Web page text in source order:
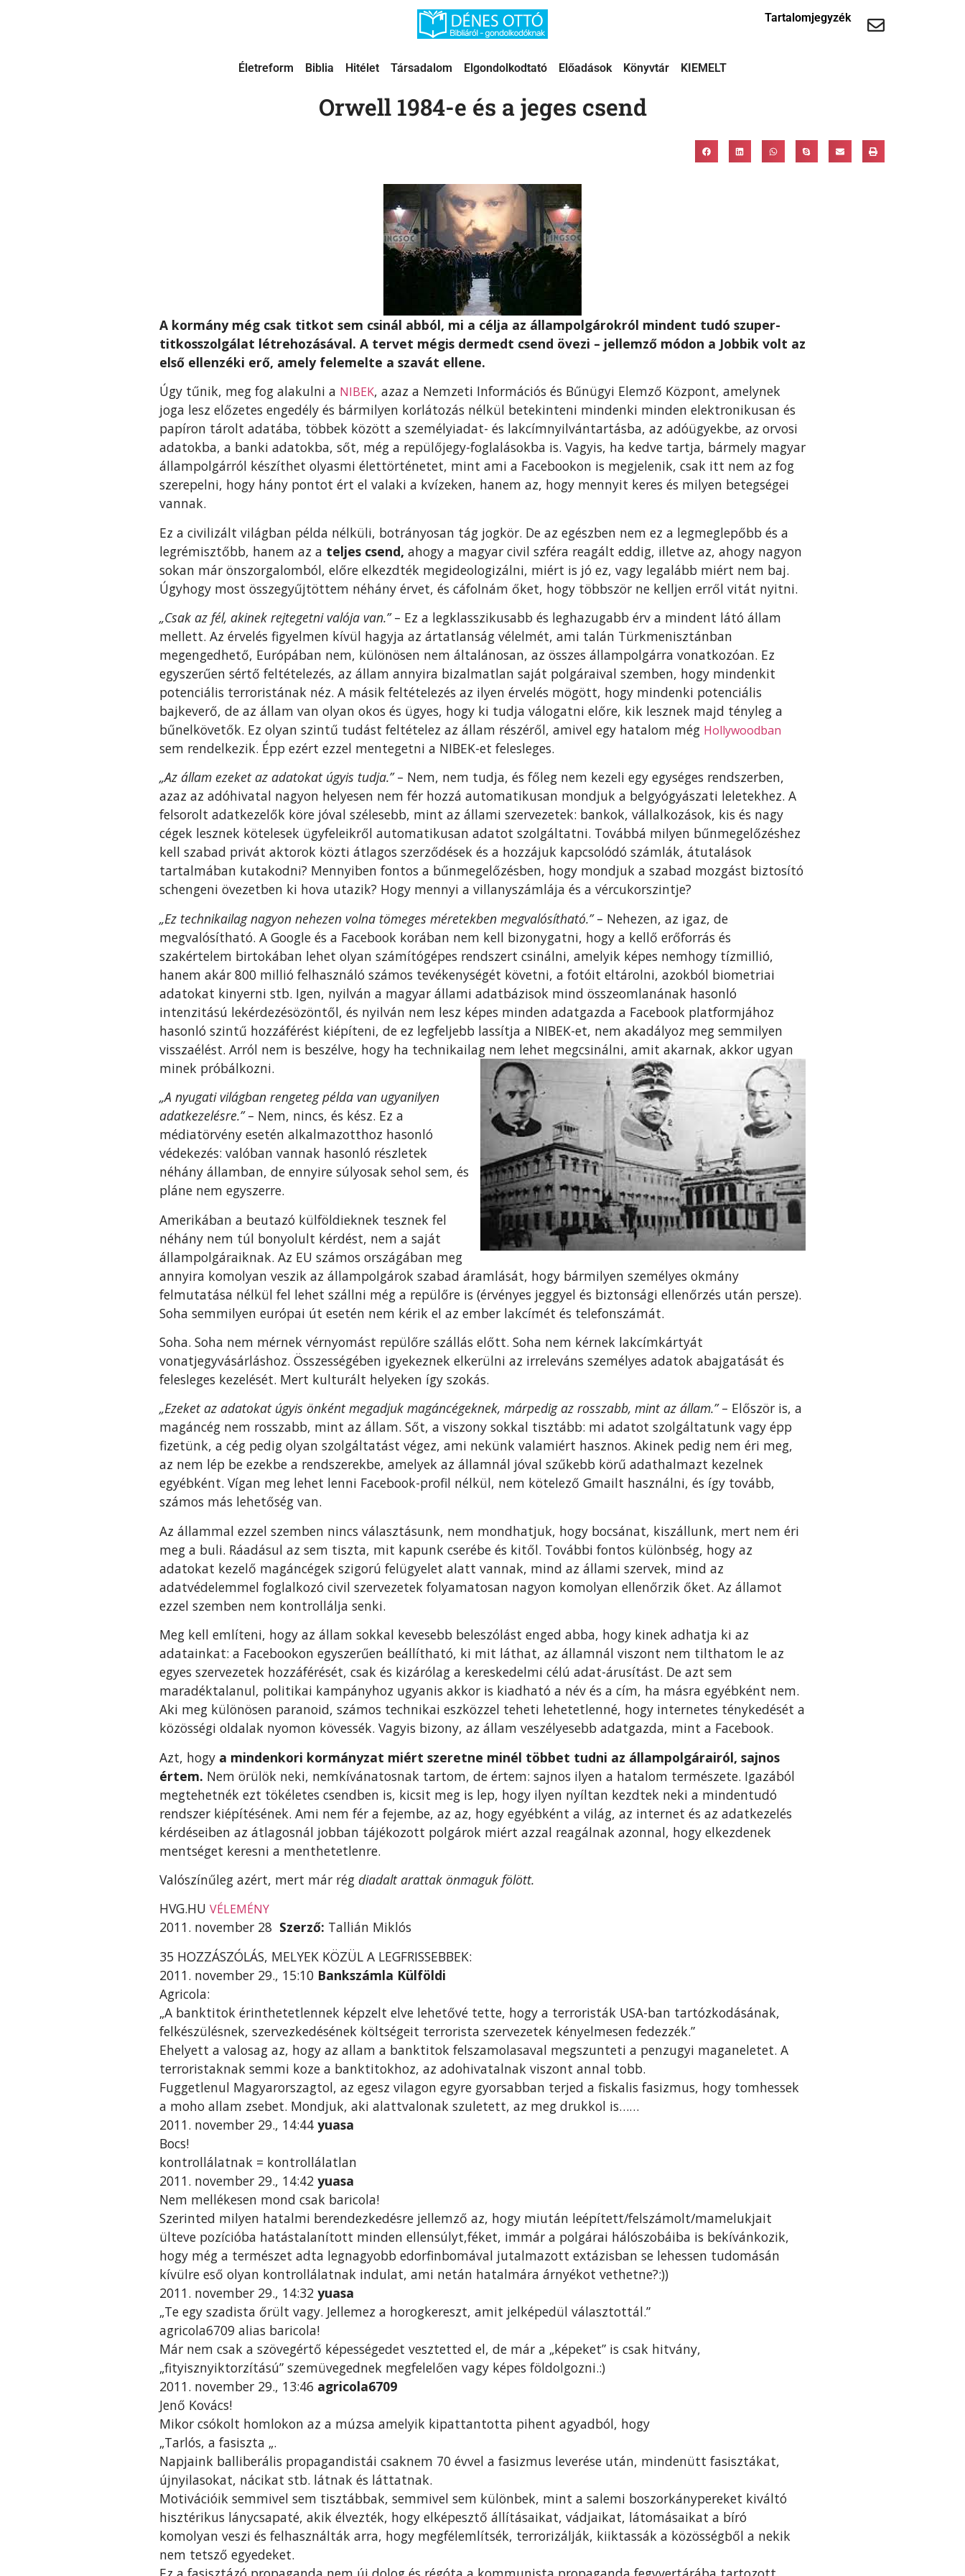
Tartalomjegyzék
Életreform Biblia Hitélet Társadalom Elgondolkodtató Előadások Könyvtár KIEMELT
Orwell 1984-e és a jeges csend
A kormány még csak titkot sem csinál abból, mi a célja az állampolgárokról mindent tudó szuper-
titkosszolgálat létrehozásával. A tervet mégis dermedt csend övezi – jellemző módon a Jobbik volt az
első ellenzéki erő, amely felemelte a szavát ellene.
Úgy tűnik, meg fog alakulni a NIBEK, azaz a Nemzeti Információs és Bűnügyi Elemző Központ, amelynek
joga lesz előzetes engedély és bármilyen korlátozás nélkül betekinteni mindenki minden elektronikusan és
papíron tárolt adatába, többek között a személyiadat- és lakcímnyilvántartásba, az adóügyekbe, az orvosi
adatokba, a banki adatokba, sőt, még a repülőjegy-foglalásokba is. Vagyis, ha kedve tartja, bármely magyar
állampolgárról készíthet olyasmi élettörténetet, mint ami a Facebookon is megjelenik, csak itt nem az fog
szerepelni, hogy hány pontot ért el valaki a kvízeken, hanem az, hogy mennyit keres és milyen betegségei
vannak.
Ez a civilizált világban példa nélküli, botrányosan tág jogkör. De az egészben nem ez a legmeglepőbb és a
legrémisztőbb, hanem az a teljes csend, ahogy a magyar civil szféra reagált eddig, illetve az, ahogy nagyon
sokan már önszorgalomból, előre elkezdték megideologizálni, miért is jó ez, vagy legalább miért nem baj.
Úgyhogy most összegyűjtöttem néhány érvet, és cáfolnám őket, hogy többször ne kelljen erről vitát nyitni.
„Csak az fél, akinek rejtegetni valója van.”– Ez a legklasszikusabb és leghazugabb érv a mindent látó állam
mellett. Az érvelés figyelmen kívül hagyja az ártatlanság vélelmét, ami talán Türkmenisztánban
megengedhető, Európában nem, különösen nem általánosan, az összes állampolgárra vonatkozóan. Ez
egyszerűen sértő feltételezés, az állam annyira bizalmatlan saját polgáraival szemben, hogy mindenkit
potenciális terroristának néz. A másik feltételezés az ilyen érvelés mögött, hogy mindenki potenciális
bajkeverő, de az állam van olyan okos és ügyes, hogy ki tudja válogatni előre, kik lesznek majd tényleg a
bűnelkövetők. Ez olyan szintű tudást feltételez az állam részéről, amivel egy hatalom még Hollywoodban
sem rendelkezik. Épp ezért ezzel mentegetni a NIBEK-et felesleges.
„Az állam ezeket az adatokat úgyis tudja.”– Nem, nem tudja, és főleg nem kezeli egy egységes rendszerben,
azaz az adóhivatal nagyon helyesen nem fér hozzá automatikusan mondjuk a belgyógyászati leletekhez. A
felsorolt adatkezelők köre jóval szélesebb, mint az állami szervezetek: bankok, vállalkozások, kis és nagy
cégek lesznek kötelesek ügyfeleikről automatikusan adatot szolgáltatni. Továbbá milyen bűnmegelőzéshez
kell szabad privát aktorok közti átlagos szerződések és a hozzájuk kapcsolódó számlák, átutalások
tartalmában kutakodni? Mennyiben fontos a bűnmegelőzésben, hogy mondjuk a szabad mozgást biztosító
schengeni övezetben ki hova utazik? Hogy mennyi a villanyszámlája és a vércukorszintje?
„Ez technikailag nagyon nehezen volna tömeges méretekben megvalósítható.”– Nehezen, az igaz, de
megvalósítható. A Google és a Facebook korában nem kell bizonygatni, hogy a kellő erőforrás és
szakértelem birtokában lehet olyan számítógépes rendszert csinálni, amelyik képes nemhogy tízmillió,
hanem akár 800 millió felhasználó számos tevékenységét követni, a fotóit eltárolni, azokból biometriai
adatokat kinyerni stb. Igen, nyilván a magyar állami adatbázisok mind összeomlanának hasonló
intenzitású lekérdezésözöntől, és nyilván nem lesz képes minden adatgazda a Facebook platformjához
hasonló szintű hozzáférést kiépíteni, de ez legfeljebb lassítja a NIBEK-et, nem akadályoz meg semmilyen
visszaélést. Arról nem is beszélve, hogy ha technikailag nem lehet megcsinálni, amit akarnak, akkor ugyan
minek próbálkozni.
„A nyugati világban rengeteg példa van ugyanilyen
adatkezelésre.”– Nem, nincs, és kész. Ez a
médiatörvény esetén alkalmazotthoz hasonló
védekezés: valóban vannak hasonló részletek
néhány államban, de ennyire súlyosak sehol sem, és
pláne nem egyszerre.
Amerikában a beutazó külföldieknek tesznek fel
néhány nem túl bonyolult kérdést, nem a saját
állampolgáraiknak. Az EU számos országában meg
annyira komolyan veszik az állampolgárok szabad áramlását, hogy bármilyen személyes okmány
felmutatása nélkül fel lehet szállni még a repülőre is (érvényes jeggyel és biztonsági ellenőrzés után persze).
Soha semmilyen európai út esetén nem kérik el az ember lakcímét és telefonszámát.
Soha. Soha nem mérnek vérnyomást repülőre szállás előtt. Soha nem kérnek lakcímkártyát
vonatjegyvásárláshoz. Összességében igyekeznek elkerülni az irreleváns személyes adatok abajgatását és
felesleges kezelését. Mert kulturált helyeken így szokás.
„Ezeket az adatokat úgyis önként megadjuk magáncégeknek, márpedig az rosszabb, mint az állam.”– Először is, a
magáncég nem rosszabb, mint az állam. Sőt, a viszony sokkal tisztább: mi adatot szolgáltatunk vagy épp
fizetünk, a cég pedig olyan szolgáltatást végez, ami nekünk valamiért hasznos. Akinek pedig nem éri meg,
az nem lép be ezekbe a rendszerekbe, amelyek az államnál jóval szűkebb körű adathalmazt kezelnek
egyébként. Vígan meg lehet lenni Facebook-profil nélkül, nem kötelező Gmailt használni, és így tovább,
számos más lehetőség van.
Az állammal ezzel szemben nincs választásunk, nem mondhatjuk, hogy bocsánat, kiszállunk, mert nem éri
meg a buli. Ráadásul az sem tiszta, mit kapunk cserébe és kitől. További fontos különbség, hogy az
adatokat kezelő magáncégek szigorú felügyelet alatt vannak, mind az állami szervek, mind az
adatvédelemmel foglalkozó civil szervezetek folyamatosan nagyon komolyan ellenőrzik őket. Az államot
ezzel szemben nem kontrollálja senki.
Meg kell említeni, hogy az állam sokkal kevesebb beleszólást enged abba, hogy kinek adhatja ki az
adatainkat: a Facebookon egyszerűen beállítható, ki mit láthat, az államnál viszont nem tilthatom le az
egyes szervezetek hozzáférését, csak és kizárólag a kereskedelmi célú adat-árusítást. De azt sem
maradéktalanul, politikai kampányhoz ugyanis akkor is kiadható a név és a cím, ha másra egyébként nem.
Aki meg különösen paranoid, számos technikai eszközzel teheti lehetetlenné, hogy internetes ténykedését a
közösségi oldalak nyomon kövessék. Vagyis bizony, az állam veszélyesebb adatgazda, mint a Facebook.
Azt, hogy a mindenkori kormányzat miért szeretne minél többet tudni az állampolgárairól, sajnos
értem. Nem örülök neki, nemkívánatosnak tartom, de értem: sajnos ilyen a hatalom természete. Igazából
megtehetnék ezt tökéletes csendben is, kicsit meg is lep, hogy ilyen nyíltan kezdtek neki a mindentudó
rendszer kiépítésének. Ami nem fér a fejembe, az az, hogy egyébként a világ, az internet és az adatkezelés
kérdéseiben az átlagosnál jobban tájékozott polgárok miért azzal reagálnak azonnal, hogy elkezdenek
mentséget keresni a menthetetlenre.
Valószínűleg azért, mert már rég diadalt arattak önmaguk fölött.
HVG.HU VÉLEMÉNY
2011. november 28 Szerző: Tallián Miklós
35 HOZZÁSZÓLÁS, MELYEK KÖZÜL A LEGFRISSEBBEK:
2011. november 29., 15:10 Bankszámla Külföldi
Agricola:
„A banktitok érinthetetlennek képzelt elve lehetővé tette, hogy a terroristák USA-ban tartózkodásának,
felkészülésnek, szervezkedésének költségeit terrorista szervezetek kényelmesen fedezzék.”
Ehelyett a valosag az, hogy az allam a banktitok felszamolasaval megszunteti a penzugyi maganeletet. A
terroristaknak semmi koze a banktitokhoz, az adohivatalnak viszont annal tobb.
Fuggetlenul Magyarorszagtol, az egesz vilagon egyre gyorsabban terjed a fiskalis fasizmus, hogy tomhessek
a moho allam zsebet. Mondjuk, aki alattvalonak szuletett, az meg drukkol is……
2011. november 29., 14:44 yuasa
Bocs!
kontrollálatnak = kontrollálatlan
2011. november 29., 14:42 yuasa
Nem mellékesen mond csak baricola!
Szerinted milyen hatalmi berendezkedésre jellemző az, hogy miután leépített/felszámolt/mamelukjait
ülteve pozícióba hatástalanított minden ellensúlyt,féket, immár a polgárai hálószobáiba is bekívánkozik,
hogy még a természet adta legnagyobb edorfinbomával jutalmazott extázisban se lehessen tudomásán
kívülre eső olyan kontrollálatnak indulat, ami netán hatalmára árnyékot vethetne?:))
2011. november 29., 14:32 yuasa
„Te egy szadista őrült vagy. Jellemez a horogkereszt, amit jelképedül választottál.”
agricola6709 alias baricola!
Már nem csak a szövegértő képességedet vesztetted el, de már a „képeket” is csak hitvány,
„fityisznyiktorzítású” szemüvegednek megfelelően vagy képes földolgozni.:)
2011. november 29., 13:46 agricola6709
Jenő Kovács!
Mikor csókolt homlokon az a múzsa amelyik kipattantotta pihent agyadból, hogy
„Tarlós, a fasiszta „.
Napjaink balliberális propagandistái csaknem 70 évvel a fasizmus leverése után, mindenütt fasisztákat,
újnyilasokat, nácikat stb. látnak és láttatnak.
Motivációik semmivel sem tisztábbak, semmivel sem különbek, mint a salemi boszorkánypereket kiváltó
hisztérikus lánycsapaté, akik élvezték, hogy elképesztő állításaikat, vádjaikat, látomásaikat a bíró
komolyan veszi és felhasználták arra, hogy megfélemlítsék, terrorizálják, kiiktassák a közösségből a nekik
nem tetsző egyedeket.